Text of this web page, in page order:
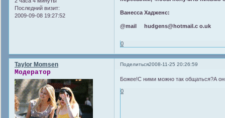
Последний визит:
2009-09-08 19:27:52
Ванесса Хадженс:
@mail hudgens@hotmail.c o.uk
0
Поделиться2008-11-25 20:26:59
Taylor Momsen
Модератор
Божее!С ними можно так общаться?А
0